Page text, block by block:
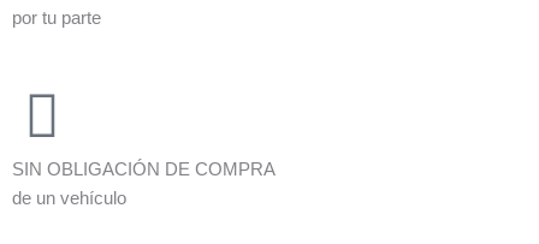
por tu parte
SIN OBLIGACIÓN DE COMPRA
de un vehículo